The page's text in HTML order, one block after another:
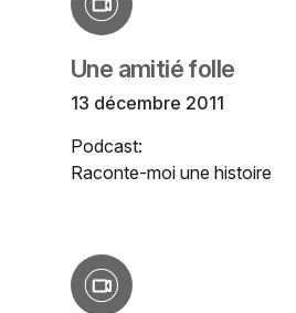
Une amitié folle
13 décembre 2011
Podcast:
Raconte-moi une histoire